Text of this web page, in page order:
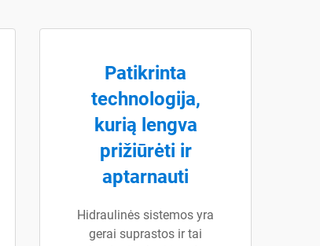
Patikrinta
technologija,
kurią lengva
prižiūrėti ir
aptarnauti
Hidraulinės sistemos yra
gerai suprastos ir tai